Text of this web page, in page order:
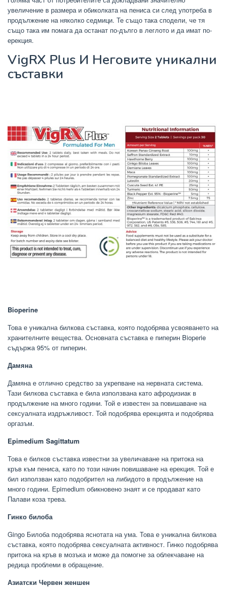
увеличение в размера и обиколката на пениса си след употреба в
продължение на няколко седмици. Те също така сподели, че тя
също така им помага да останат по-дълго в леглото и да имат по-
ерекция.
VigRX Plus И Неговите уникални
съставки
Bioperine
Това е уникална билкова съставка, която подобрява усвояването на
хранителните вещества. Основната съставка е пиперин Bioperie
съдържа 95% от пиперин.
Дамяна
Дамяна е отлично средство за укрепване на нервната система.
Тази билкова съставка е била използвана като афродизиак в
продължение на много години. Той е известен за повишаване на
сексуалната издръжливост. Той подобрява ерекцията и подобрява
оргазъм.
Epimedium Sagittatum
Това е билков съставка известни за увеличаване на притока на
кръв към пениса, като по този начин повишаване на ерекция. Той е
бил използван като подобрител на либидото в продължение на
много години. Epimedium обикновено знаят и се продават като
Палави коза трева.
Гинко билоба
Gingo Билоба подобрява яснотата на ума. Това е уникална билкова
съставка, която подобрява сексуалната активност. Гинко подобрява
притока на кръв в мозъка и може да помогне за облекчаване на
редица проблеми в обращение.
Азиатски Червен женшен